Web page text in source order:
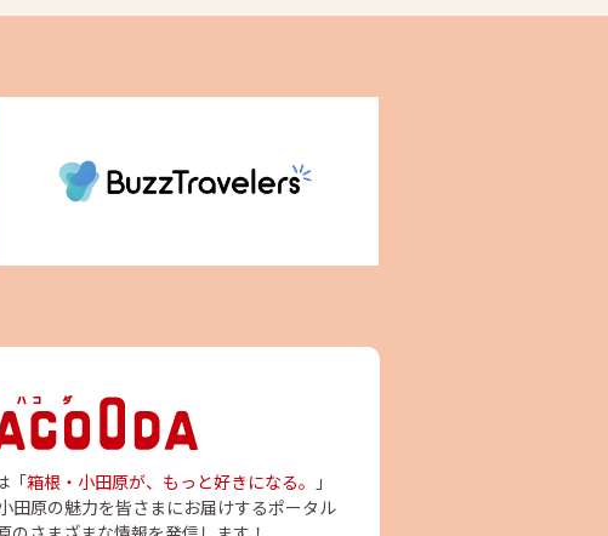
「箱根・小田原が、もっと好きになる。
」
田原の魅力を皆さまにお届けするポータル